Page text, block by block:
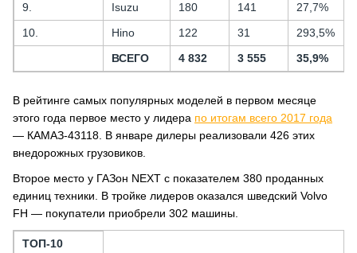
9.
Isuzu 180 141
27,7%
10.
Hino 122 31
293,5%
ВСЕГО
4 832 3 555 35,9%
В рейтинге самых популярных моделей в первом месяце
этого года первое место у лидера по итогам всего 2017 года
— КАМАЗ-43118. В январе дилеры реализовали 426 этих
внедорожных грузовиков.
Второе место у ГАЗон NEXT с показателем 380 проданных
единиц техники. В тройке лидеров оказался шведский Volvo
FH — покупатели приобрели 302 машины.
ТОП-10